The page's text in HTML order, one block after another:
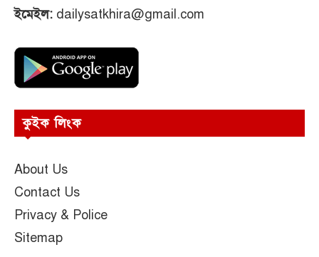
ইমেইল: dailysatkhira@gmail.com
কুইক লিংক
About Us
Contact Us
Privacy & Police
Sitemap